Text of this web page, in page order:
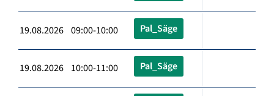
19.08.2026 09:00-10:00 Pal_Säge
19.08.2026 10:00-11:00 Pal_Säge